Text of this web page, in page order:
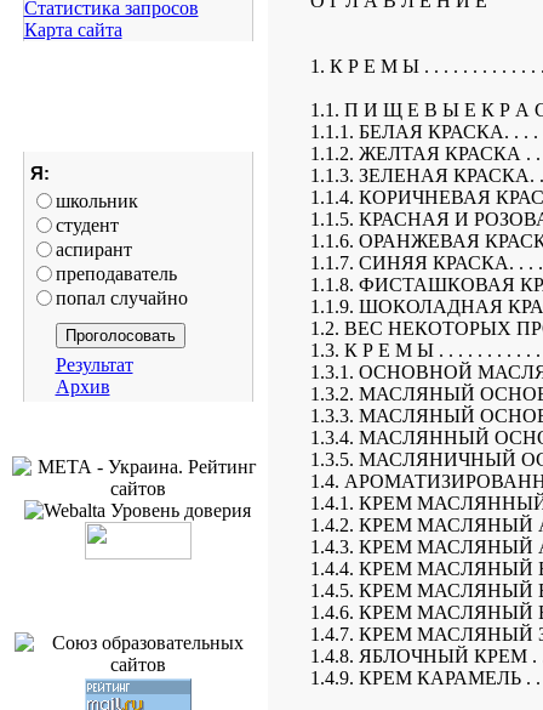
Статистика запросов
Карта сайта
Я:
школьник
студент
аспирант
преподаватель
попал случайно
Результат
Архив
1. К Р Е М Ы . . . . . . . . . . . .
1.1. П И Щ Е В Ы Е К Р А С
1.1.1. БЕЛАЯ КРАСКА. . . . .
1.1.2. ЖЕЛТАЯ КРАСКА . . .
1.1.3. ЗЕЛЕНАЯ КРАСКА. . .
1.1.4. КОРИЧНЕВАЯ
1.1.5. КРАСНАЯ И
1.1.6. ОРАНЖЕВАЯ
1.1.7. СИНЯЯ КРАСКА. . . .
1.1.8. ФИСТАШКОВАЯ
1.1.9. ШОКОЛАДНАЯ
1.2. ВЕС НЕКОТОРЫХ
1.3. К Р Е М Ы . . . . . . . . . . .
1.3.1. ОСНОВНОЙ
1.3.2. МАСЛЯНЫЙ
1.3.3. МАСЛЯНЫЙ
1.3.4. МАСЛЯННЫЙ
1.3.5. МАСЛЯНИЧНЫЙ
1.4.
1.4.1. КРЕМ МАСЛЯННЫЙ
1.4.2. КРЕМ МАСЛЯНЫЙ
1.4.3. КРЕМ МАСЛЯНЫЙ
1.4.4. КРЕМ МАСЛЯНЫЙ
1.4.5. КРЕМ МАСЛЯНЫЙ
1.4.6. КРЕМ МАСЛЯНЫЙ
1.4.7. КРЕМ МАСЛЯНЫЙ
1.4.8. ЯБЛОЧНЫЙ КРЕМ . . .
1.4.9. КРЕМ КАРАМЕЛЬ . . .